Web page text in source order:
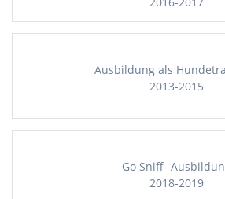
Ausbildung als
2013-2015
Go Sniff-
2018-2019